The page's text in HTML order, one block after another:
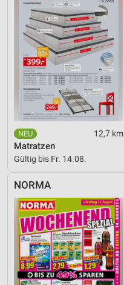
12,7 km
Matratzen
Gültig bis Fr. 14.08.
NORMA